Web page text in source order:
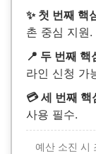
✨ 첫 번째 핵
촌 중심 지원.
📍 두 번째 핵
라인 신청 가
💳 세 번째 핵
사용 필수.
예산 소진 시